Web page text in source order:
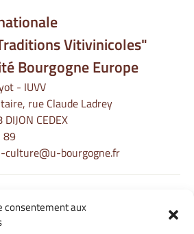
consentement aux
Vitivinicoles"
Bourgogne Europe
- IUVV
rue Claude Ladrey
CEDEX
89
culture@u-bourgogne.fr
Légales